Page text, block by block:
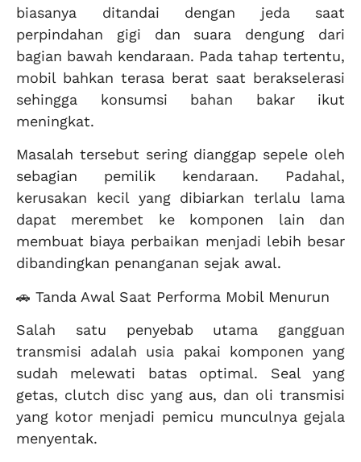
biasanya ditandai dengan jeda saat
perpindahan gigi dan suara dengung dari
bagian bawah kendaraan. Pada tahap tertentu,
mobil bahkan terasa berat saat berakselerasi
sehingga konsumsi bahan bakar ikut
meningkat.
Masalah tersebut sering dianggap sepele oleh
sebagian pemilik kendaraan. Padahal,
kerusakan kecil yang dibiarkan terlalu lama
dapat merembet ke komponen lain dan
membuat biaya perbaikan menjadi lebih besar
dibandingkan penanganan sejak awal.
🚗 Tanda Awal Saat Performa Mobil Menurun
Salah satu penyebab utama gangguan
transmisi adalah usia pakai komponen yang
sudah melewati batas optimal. Seal yang
getas, clutch disc yang aus, dan oli transmisi
yang kotor menjadi pemicu munculnya gejala
menyentak.